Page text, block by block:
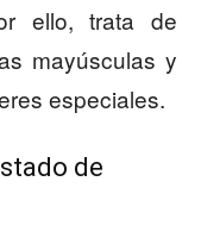
ello, trata de
mayúsculas y
especiales.
de